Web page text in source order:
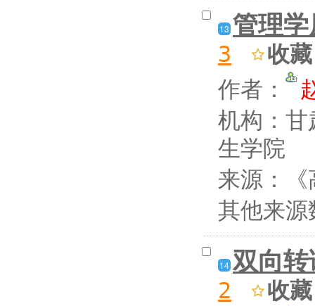
13 管理
3 收藏
作者：
机构：
生学院
来源：
其他来
14 双向
2 收藏